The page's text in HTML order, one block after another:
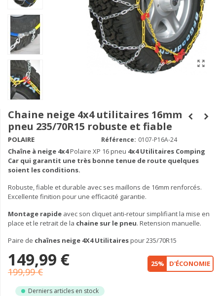
Chaine neige 4x4 utilitaires 16mm
pneu 235/70R15 robuste et fiable
POLAIRE Référence: 0107-P16A-24
Chaîne à neige 4x4Polaire XP 16 pneu 4x4 Utilitaires Comping
Car qui garantit une très bonne tenue de route quelques
soient les conditions.
Robuste, fiable et durable avec ses maillons de 16mm renforcés.
Excellente finition pour une efficacité garantie.
Montage rapide avec son cliquet anti-retour simplifiant la mise en
place et le retrait de la chaine sur le pneu. Retension manuelle.
Paire de chaînes neige 4X4 Utilitairespour 235/70R15
149,99 €
199,99 €
25% D'ÉCONOMIE
Derniers articles en stock